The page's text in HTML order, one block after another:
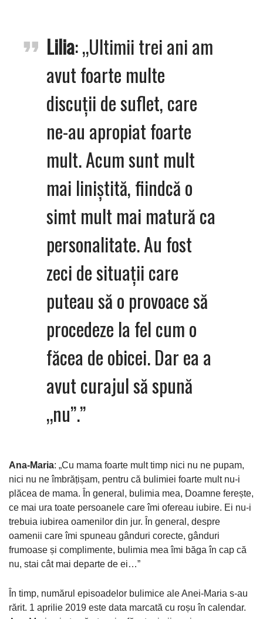
Lilia: „Ultimii trei ani am
avut foarte multe
discuții de suflet, care
ne-au apropiat foarte
mult. Acum sunt mult
mai liniștită, fiindcă o
simt mult mai matură ca
personalitate. Au fost
zeci de situații care
puteau să o provoace să
procedeze la fel cum o
făcea de obicei. Dar ea a
avut curajul să spună
„nu”.”
Ana-Maria: „Cu mama foarte mult timp nici nu ne pupam,
nici nu ne îmbrățișam, pentru că bulimiei foarte mult nu-i
plăcea de mama. În general, bulimia mea, Doamne ferește,
ce mai ura toate persoanele care îmi ofereau iubire. Ei nu-i
trebuia iubirea oamenilor din jur. În general, despre
oamenii care îmi spuneau gânduri corecte, gânduri
frumoase și complimente, bulimia mea îmi băga în cap că
nu, stai cât mai departe de ei…”
În timp, numărul episoadelor bulimice ale Anei-Maria s-au
rărit. 1 aprilie 2019 este data marcată cu roșu în calendar.